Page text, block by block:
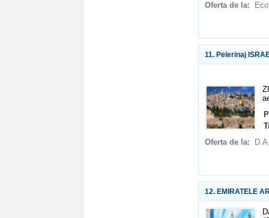
Oferta de la:
11. Pelerinaj
Oferta de la:
12. EMIRATELE